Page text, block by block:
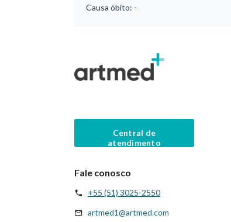
Causa óbito: -
Central de
atendimento
Fale conosco
+55 (51) 3025-2550
artmed1@artmed.com